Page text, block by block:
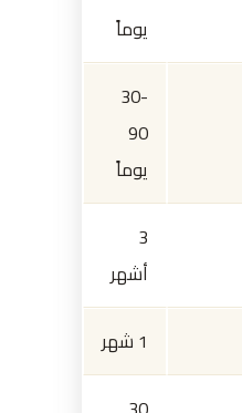
يوماً
30-
90
يوماً
3
أشهر
1 شهر